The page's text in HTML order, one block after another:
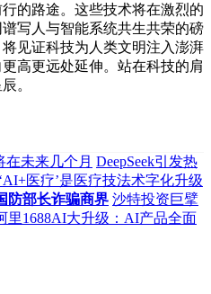
路途。这些技术将在激烈的
写人与智能系统共生共荣的磅
见证科技为人类文明注入澎湃
高更远处延伸。站在科技的肩
。
在未来几个月 DeepSeek引发热
医疗’是医疗技法术字化升级
防部长诈骗商界 沙特投资巨擘
里1688AI大升级：AI产品全面